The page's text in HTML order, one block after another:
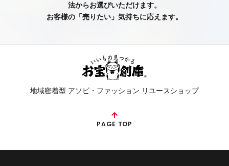
法からお選びいただけます。
お客様の「売りたい」気持ちに応えます。
地域密着型 アソビ・ファッション リユースショップ
PAGE TOP